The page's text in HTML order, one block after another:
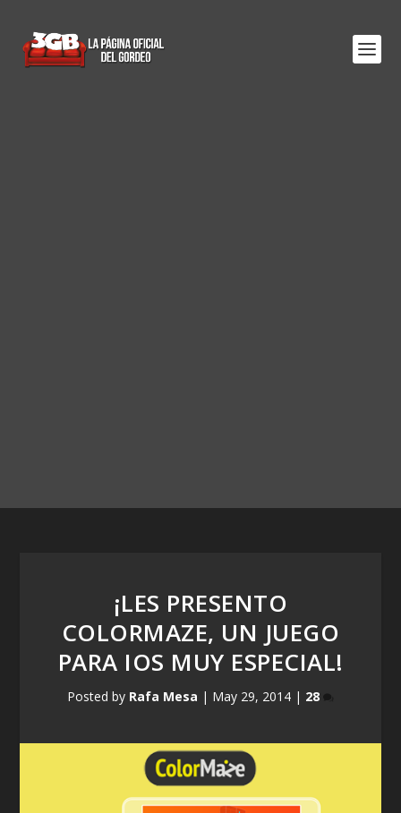
¡LES PRESENTO
COLORMAZE, UN JUEGO
PARA IOS MUY ESPECIAL!
Posted by Rafa Mesa | May 29, 2014 | 28